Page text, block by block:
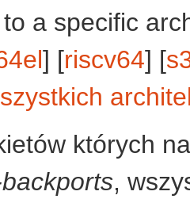
a specific
] [riscv64] [
których
,